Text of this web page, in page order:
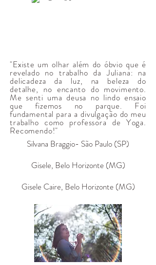
"Existe um olhar além do óbvio que é
revelado no trabalho da Juliana: na
delicadeza da luz, na beleza do
detalhe, no encanto do movimento.
Me senti uma deusa no lindo ensaio
que fizemos no parque. Foi
fundamental para a divulgação do meu
trabalho como professora de Yoga.
Recomendo!"
Silvana Braggio- São Paulo (SP)
Gisele, Belo Horizonte (MG)
Gisele Caire, Belo Horizonte (MG)